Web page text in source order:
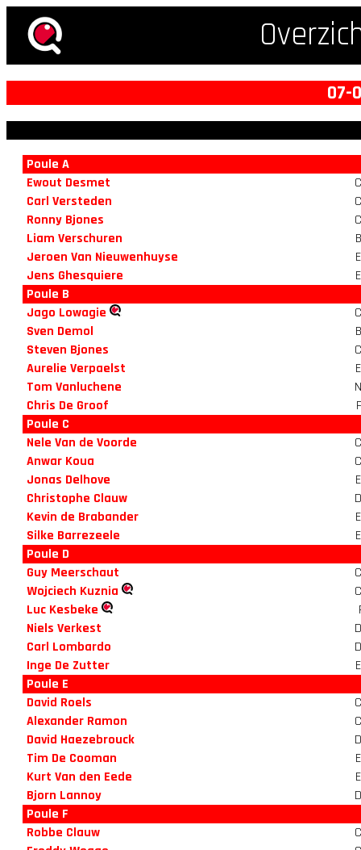
07-
Poule A
Ewout Desmet
Carl Versteden
Ronny Bjones
Liam Verschuren
Jeroen Van Nieuwenhuyse
Jens Ghesquiere
Poule B
Jago Lowagie
Sven Demol
Steven Bjones
Aurelie Verpaelst
Tom Vanluchene
Chris De Groof
Poule C
Nele Van de Voorde
Anwar Koua
Jonas Delhove
Christophe Clauw
Kevin de Brabander
Silke Barrezeele
Poule D
Guy Meerschaut
Wojciech Kuznia
Luc Kesbeke
Niels Verkest
Carl Lombardo
Inge De Zutter
Poule E
David Roels
Alexander Ramon
David Haezebrouck
Tim De Cooman
Kurt Van den Eede
Bjorn Lannoy
Poule F
Robbe Clauw